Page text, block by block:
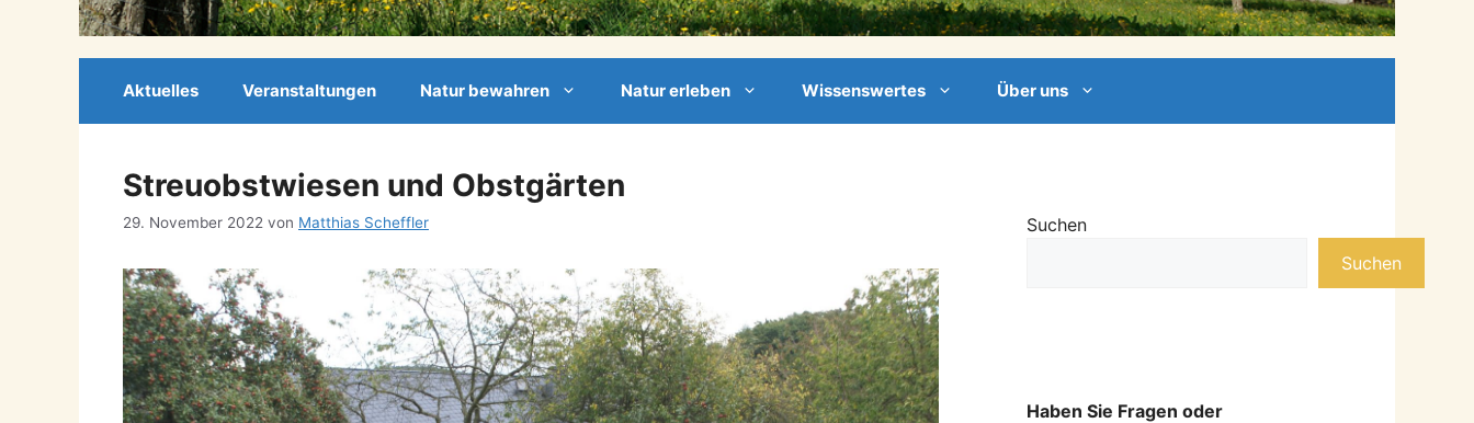
Aktuelles Veranstaltungen Natur bewahren Natur erleben Wissenswertes Über uns
Streuobstwiesen und Obstgärten
29. November 2022 von Matthias Scheffler
Suchen
Suchen
Haben Sie Fragen oder